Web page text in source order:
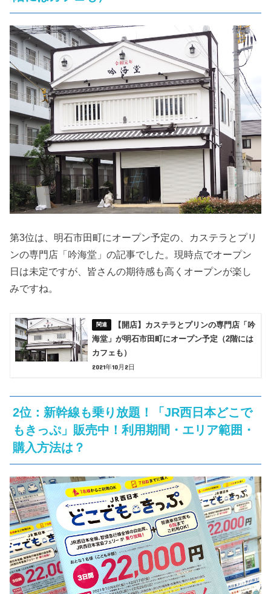
第3位は、明石市田町にオープン予定の、カステラとプリ
ンの専門店「吟海堂」の記事でした。現時点でオープン
日は未定ですが、皆さんの期待感も高くオープンが楽し
みですね。
【開店】カステラとプリンの専門店「吟
海堂」が明石市田町にオープン予定（2階には
カフェも）
2021年10月2日
2位：新幹線も乗り放題！「JR西日本どこで
もきっぷ」販売中！利用期間・エリア範囲・
購入方法は？